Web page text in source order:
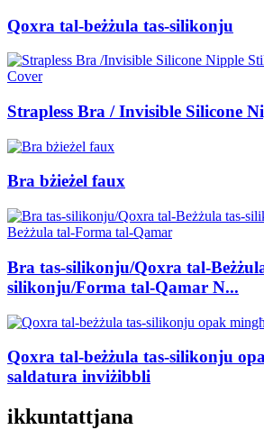
Qoxra tal-beżżula tas-silikonju
Strapless Bra / Invisible Silicone
Bra bżieżel faux
Bra tas-silikonju/Qoxra tal-
silikonju/Forma tal-Qamar N...
Qoxra tal-beżżula tas-silikonju
saldatura inviżibbli
ikkuntattjana